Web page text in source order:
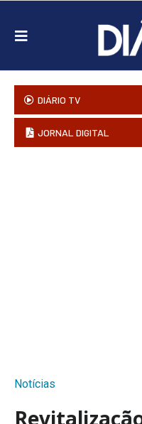
DIÁRIO TV
JORNAL DIGITAL
Notícias